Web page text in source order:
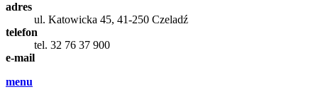
adres
ul. Katowicka 45, 41-250 Czeladź
telefon
tel. 32 76 37 900
e-mail
menu